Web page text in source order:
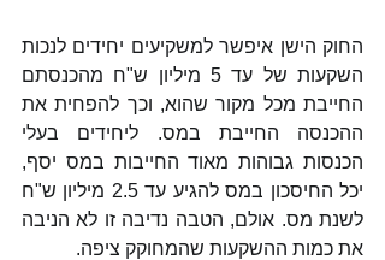
את כמות ההשקעות שהמחוקק ציפה.